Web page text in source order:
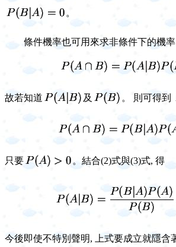
。
條件機率也可用來求非條件下的機
故若知道 及 。 則可得到
只要 。結合(2)式與(3)式, 得
今後即使不特別聲明, 上式要成立就隱含